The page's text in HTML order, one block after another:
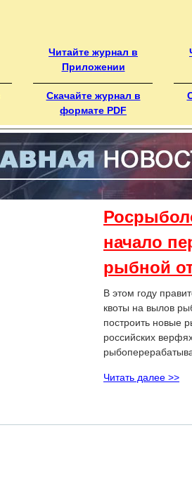
Читайте журнал в
Приложении
Скачайте журнал в
формате PDF
начало
рыбной
В этом году
квоты на вылов
построить новые
российских
Читать далее >>